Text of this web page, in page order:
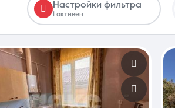
Избранное
Настройки фильтра
1 активен